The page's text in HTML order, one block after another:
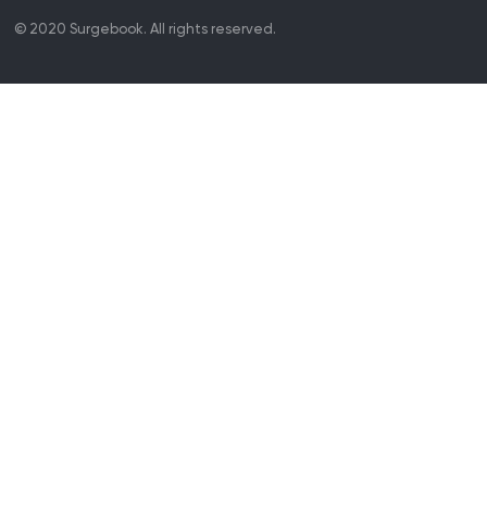
© 2020 Surgebook. All rights reserved.